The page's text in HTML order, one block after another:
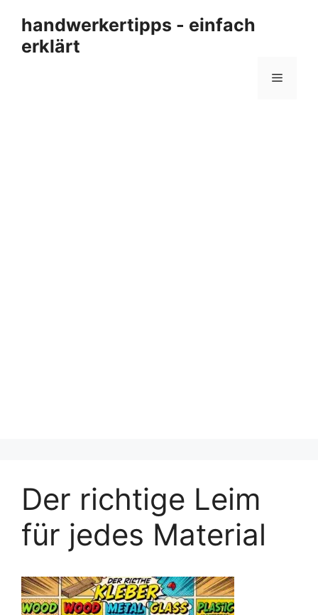
Inhalt
springen
handwerkertipps - einfach
erklärt
Menü
Der richtige Leim
für jedes Material